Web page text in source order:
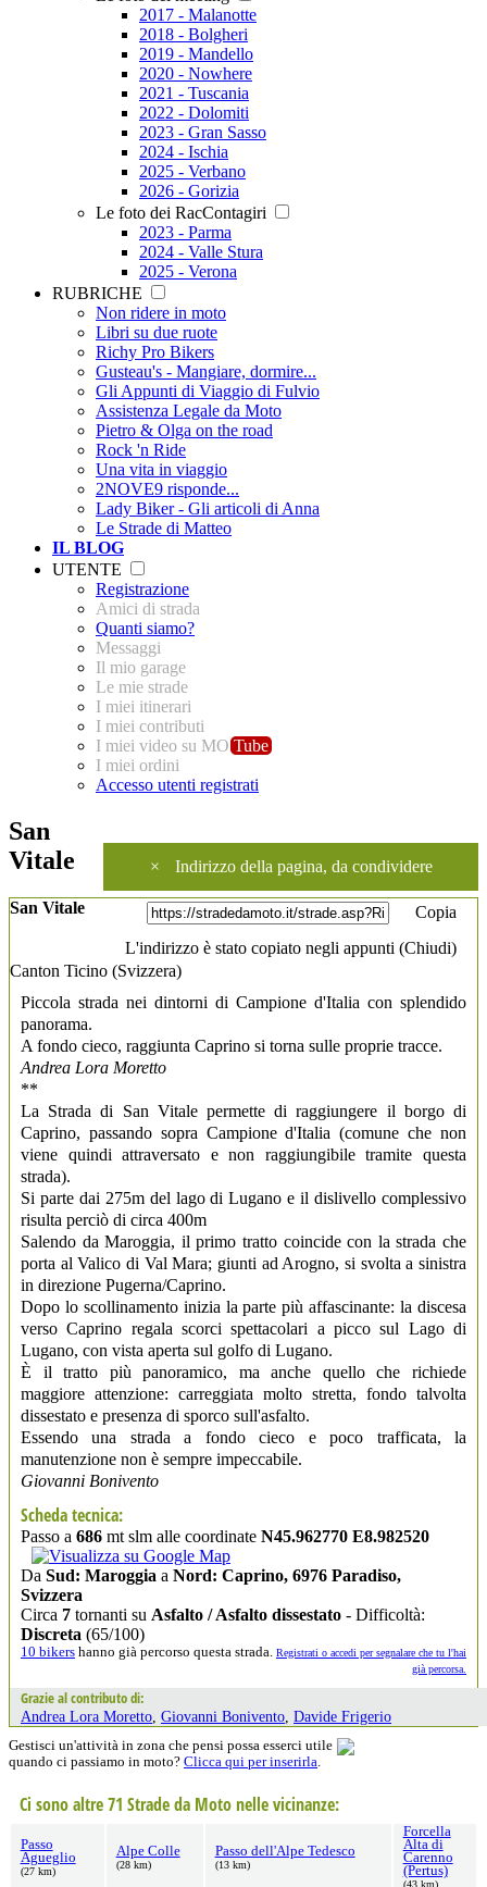
2017 - Malanotte
2018 - Bolgheri
2019 - Mandello
2020 - Nowhere
2021 - Tuscania
2022 - Dolomiti
2023 - Gran Sasso
2024 - Ischia
2025 - Verbano
2026 - Gorizia
Le foto dei RacContagiri
2023 - Parma
2024 - Valle Stura
2025 - Verona
RUBRICHE
Non ridere in moto
Libri su due ruote
Richy Pro Bikers
Gusteau's - Mangiare, dormire...
Gli Appunti di Viaggio di Fulvio
Assistenza Legale da Moto
Pietro & Olga on the road
Rock 'n Ride
Una vita in viaggio
2NOVE9 risponde...
Lady Biker - Gli articoli di Anna
Le Strade di Matteo
IL BLOG
UTENTE
Registrazione
Amici di strada
Quanti siamo?
Messaggi
Il mio garage
Le mie strade
I miei itinerari
I miei contributi
I miei video su MO Tube
I miei ordini
Accesso utenti registrati
× Indirizzo della pagina, da condividere
Copia
L'indirizzo è stato copiato negli appunti (Chiudi)
San
Vitale
San Vitale
Canton Ticino (Svizzera)
Piccola strada nei dintorni di Campione d'Italia con splendido
panorama.
A fondo cieco, raggiunta Caprino si torna sulle proprie tracce.
Andrea Lora Moretto
**
La Strada di San Vitale permette di raggiungere il borgo di
Caprino, passando sopra Campione d'Italia (comune che non
viene quindi attraversato e non raggiungibile tramite questa
strada).
Si parte dai 275m del lago di Lugano e il dislivello complessivo
risulta perciò di circa 400m
Salendo da Maroggia, il primo tratto coincide con la strada che
porta al Valico di Val Mara; giunti ad Arogno, si svolta a sinistra
in direzione Pugerna/Caprino.
Dopo lo scollinamento inizia la parte più affascinante: la discesa
verso Caprino regala scorci spettacolari a picco sul Lago di
Lugano, con vista aperta sul golfo di Lugano.
È il tratto più panoramico, ma anche quello che richiede
maggiore attenzione: carreggiata molto stretta, fondo talvolta
dissestato e presenza di sporco sull'asfalto.
Essendo una strada a fondo cieco e poco trafficata, la
manutenzione non è sempre impeccabile.
Giovanni Bonivento
Scheda tecnica:
Passo a 686 mt slm alle coordinate N45.962770 E8.982520
Da Sud: Maroggia a Nord: Caprino, 6976 Paradiso,
Svizzera
Circa 7 tornanti su Asfalto / Asfalto dissestato - Difficoltà:
Discreta (65/100)
10 bikers hanno già percorso questa strada. Registrati o accedi per segnalare che tu l'hai
già percorsa.
Grazie al contributo di:
Andrea Lora Moretto Giovanni Bonivento Davide Frigerio
Gestisci un'attività in zona che pensi possa esserci utile
quando ci passiamo in moto? Clicca qui per inserirla.
Ci sono altre 71 Strade da Moto nelle vicinanze:
Passo
Agueglio
(27 km)
Alpe Colle
(28 km)
Passo dell'Alpe Tedesco
(13 km)
Forcella
Alta di
Carenno
(Pertus)
(43 km)